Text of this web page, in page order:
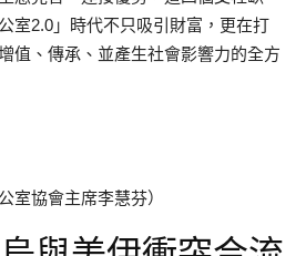
室2.0」時代不只吸引財富，更在打
值、傳承、並產生社會影響力的全方
室協會主席李慧芬）